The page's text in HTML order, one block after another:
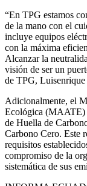
“En TPG estamos
de la mano con el
incluye equipos
con la máxima
Alcanzar la
visión de ser un
de TPG, Luisenrique
Adicionalmente, el
Ecológica (MAATE)
de Huella de
Carbono Cero. Este
requisitos
compromiso de la
sistemática de sus